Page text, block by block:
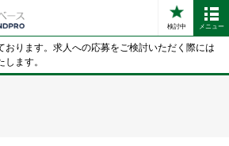
検討中 メニュー
おります。求人への応募をご検討いただく際には
ます。